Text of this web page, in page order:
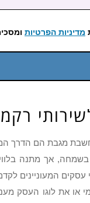
מדיניות הפרטיות
מגבת הם הדרך
אך מתנה
המעוניינים
או את לוגו העסק